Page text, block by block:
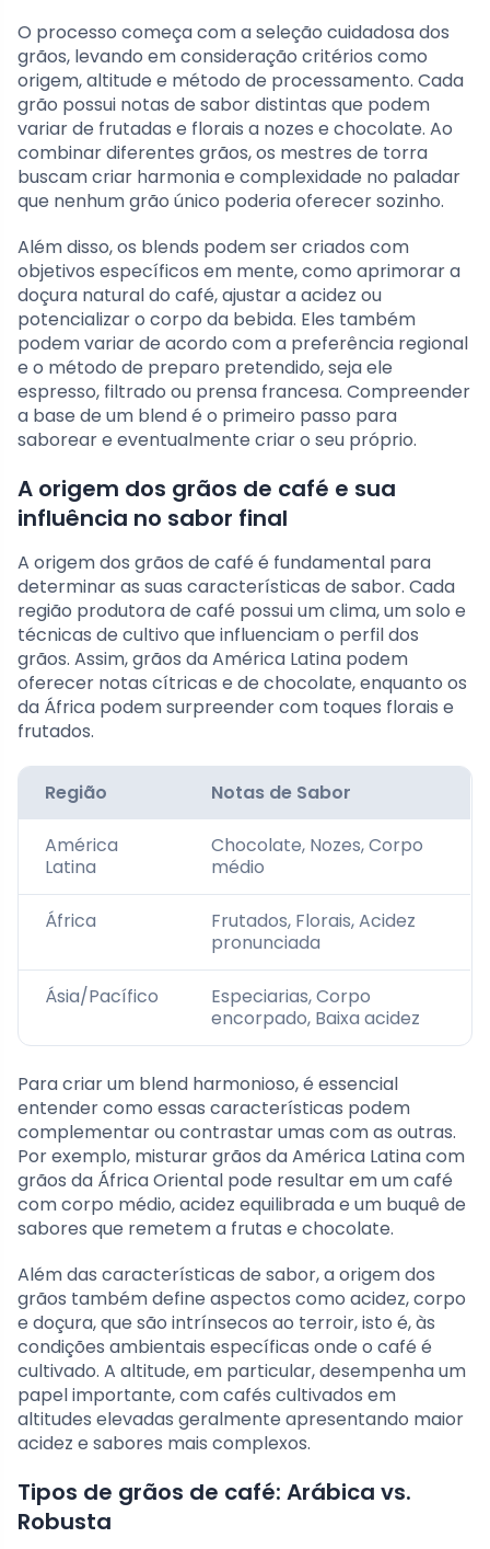
O processo começa com a seleção cuidadosa dos
grãos, levando em consideração critérios como
origem, altitude e método de processamento. Cada
grão possui notas de sabor distintas que podem
variar de frutadas e florais a nozes e chocolate. Ao
combinar diferentes grãos, os mestres de torra
buscam criar harmonia e complexidade no paladar
que nenhum grão único poderia oferecer sozinho.
Além disso, os blends podem ser criados com
objetivos específicos em mente, como aprimorar a
doçura natural do café, ajustar a acidez ou
potencializar o corpo da bebida. Eles também
podem variar de acordo com a preferência regional
e o método de preparo pretendido, seja ele
espresso, filtrado ou prensa francesa. Compreender
a base de um blend é o primeiro passo para
saborear e eventualmente criar o seu próprio.
A origem dos grãos de café e sua
influência no sabor final
A origem dos grãos de café é fundamental para
determinar as suas características de sabor. Cada
região produtora de café possui um clima, um solo e
técnicas de cultivo que influenciam o perfil dos
grãos. Assim, grãos da América Latina podem
oferecer notas cítricas e de chocolate, enquanto os
da África podem surpreender com toques florais e
frutados.
Região Notas de Sabor
América
Latina
Chocolate, Nozes, Corpo
médio
África
Frutados, Florais, Acidez
pronunciada
Ásia/Pacífico
Especiarias, Corpo
encorpado, Baixa acidez
Para criar um blend harmonioso, é essencial
entender como essas características podem
complementar ou contrastar umas com as outras.
Por exemplo, misturar grãos da América Latina com
grãos da África Oriental pode resultar em um café
com corpo médio, acidez equilibrada e um buquê de
sabores que remetem a frutas e chocolate.
Além das características de sabor, a origem dos
grãos também define aspectos como acidez, corpo
e doçura, que são intrínsecos ao terroir, isto é, às
condições ambientais específicas onde o café é
cultivado. A altitude, em particular, desempenha um
papel importante, com cafés cultivados em
altitudes elevadas geralmente apresentando maior
acidez e sabores mais complexos.
Tipos de grãos de café: Arábica vs.
Robusta